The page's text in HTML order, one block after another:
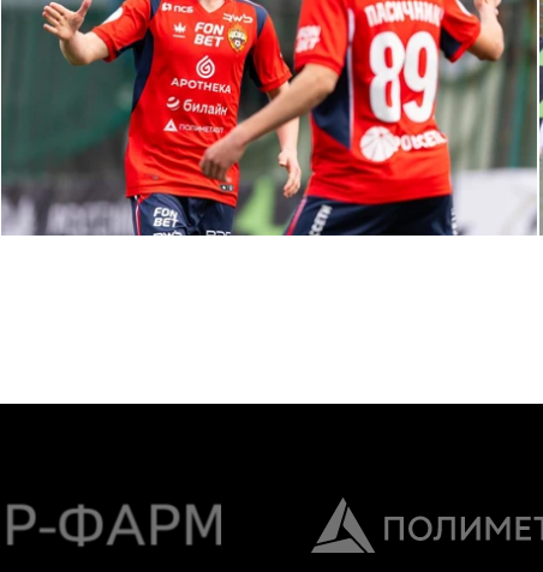
МФЛ. ПФК ЦСКА – Динамо (Москва) – 3:1
1 МАЯ 2026 15:37